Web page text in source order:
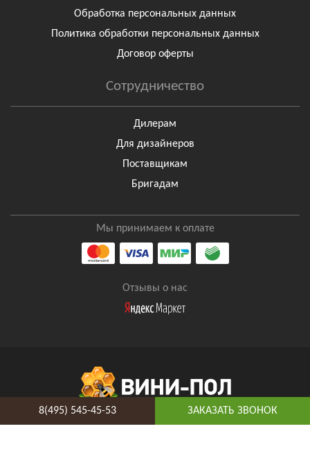
Обработка персональных данных
Политика обработки персональных данных
Договор оферты
Сотрудничество
Дилерам
Для дизайнеров
Поставщикам
Бригадам
Мы принимаем к оплате
Отзывы о нас
8(495) 545-45-53 ЗАКАЗАТЬ ЗВОНОК